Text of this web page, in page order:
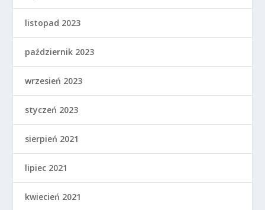
listopad 2023
październik 2023
wrzesień 2023
styczeń 2023
sierpień 2021
lipiec 2021
kwiecień 2021